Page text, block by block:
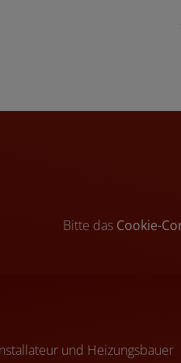
Bitte das Cookie-
und
und Heizungsbauer